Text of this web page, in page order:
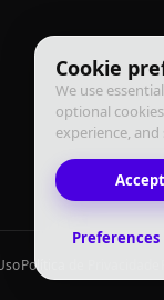
Cookie
We use
optional
experience,
Preferences
Política de Privacidade